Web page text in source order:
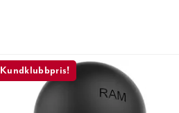
Kundklubbpris!